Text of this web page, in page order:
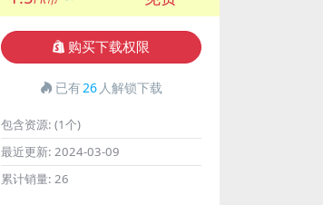
购买下载权限
已有26 人解锁下载
包含资源: (1个)
最近更新: 2024-03-09
累计销量: 26